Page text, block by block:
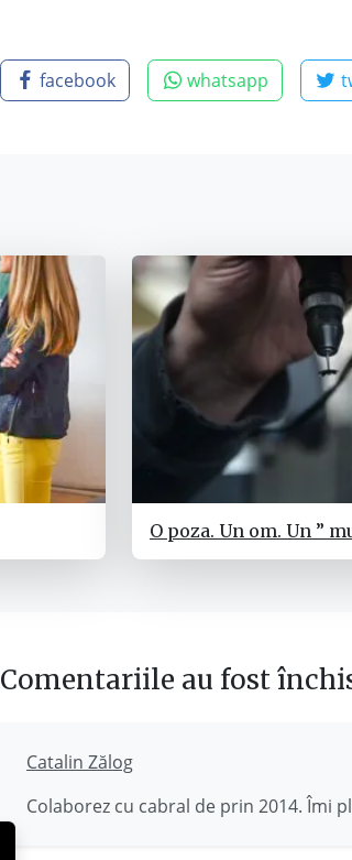
facebook whatsapp
O poza. Un om. Un ”
Comentariile au fost
Catalin Zălog
Colaborez cu cabral de prin 2014. Îmi